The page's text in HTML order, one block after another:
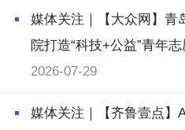
媒体关注｜【大众网】青
院打造“科技+公益”青年
2026-07-29
媒体关注｜【齐鲁壹点】